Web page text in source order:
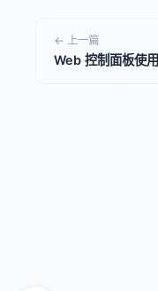
← 上一篇
Web 控制面板使用